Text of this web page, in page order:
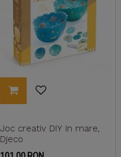
Joc creativ DIY In mare,
Djeco
Pret